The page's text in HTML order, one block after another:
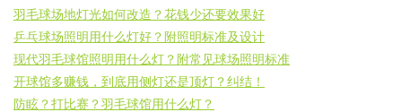
羽毛球场地灯光如何改造？花钱少还要效果好
乒乓球场照明用什么灯好？附照明标准及设计
现代羽毛球馆照明用什么灯？附常见球场照明标准
开球馆多赚钱，到底用侧灯还是顶灯？纠结！
防眩？打比赛？羽毛球馆用什么灯？